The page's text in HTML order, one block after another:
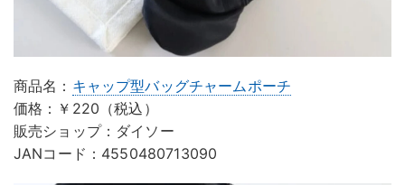
商品名： キャップ型バッグチャームポーチ
価格：￥220（税込）
販売ショップ：ダイソー
JANコード：4550480713090